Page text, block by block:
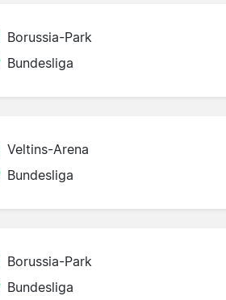
Borussia-Park
Bundesliga
Veltins-Arena
Bundesliga
Borussia-Park
Bundesliga